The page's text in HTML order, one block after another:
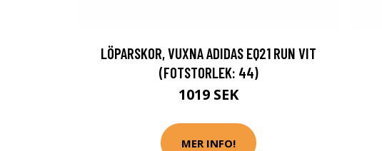
LÖPARSKOR, VUXNA ADIDAS EQ21 RUN VIT
(FOTSTORLEK: 44)
1019 SEK
MER INFO!